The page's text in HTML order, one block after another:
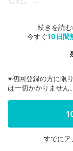
続きを読
今すぐ10日間
※初回登録の方に限
は一切かかりません。
すでにア